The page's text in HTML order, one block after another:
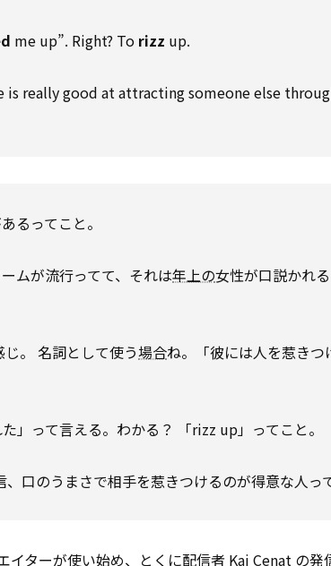
me up”. Right? To rizz up.
is really good at attracting someone else
るってこと。
ムが流行ってて、それは年上の女性が口説かれ
。 名詞として使う場合ね。「彼には人を惹きつ
」って言える。わかる？ 「rizz up」ってこと。
口のうまさで相手を惹きつけるのが得意な人っ
ターが使い始め、とくに配信者 Kai Cenat の発